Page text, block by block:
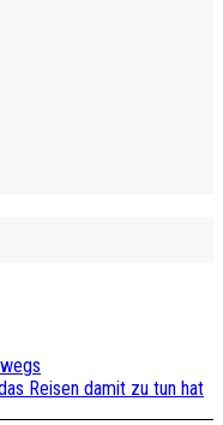
Reisen damit zu tun hat